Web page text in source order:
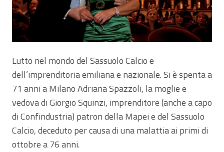
Lutto nel mondo del Sassuolo Calcio e
dell’imprenditoria emiliana e nazionale. Si è spenta a
71 anni a Milano Adriana Spazzoli, la moglie e
vedova di Giorgio Squinzi, imprenditore (anche a capo
di Confindustria) patron della Mapei e del Sassuolo
Calcio, deceduto per causa di una malattia ai primi di
ottobre a 76 anni.